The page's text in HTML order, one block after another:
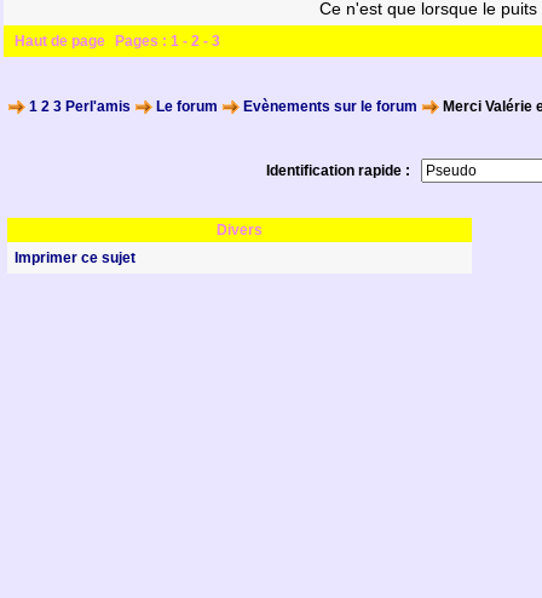
Ce n'est que lorsque le
Haut de page Pages : 1 - 2 - 3
1 2 3 Perl'amis Le forum Evènements sur le forum Merci Valérie
Identification rapide :
Divers
Imprimer ce sujet